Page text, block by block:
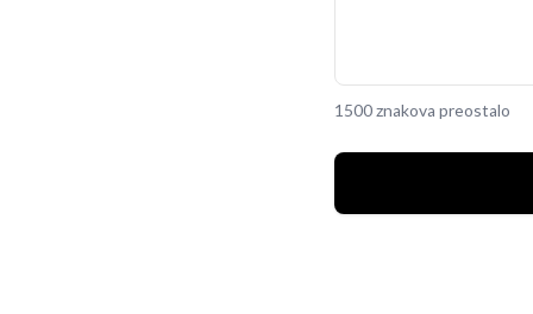
1500 znakova preostalo